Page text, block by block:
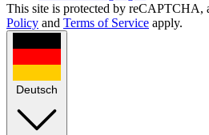
This site is protected by reCAPTCHA,
Policy and Terms of Service apply.
Deutsch